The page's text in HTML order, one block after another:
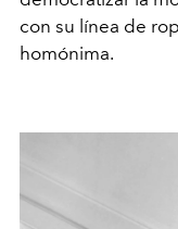
con su línea de
homónima.